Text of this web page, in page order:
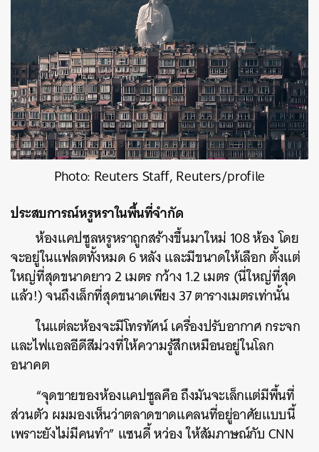
Photo: Reuters Staff, Reuters/profile
ประสบการณ์หรูหราในพื้นที่จำกัด
ห้องแคปซูลหรูหราถูกสร้างขึ้นมาใหม่ 108 ห้อง โดย
จะอยู่ในแฟลตทั้งหมด 6 หลัง และมีขนาดให้เลือก ตั้งแต่
ใหญ่ที่สุดขนาดยาว 2 เมตร กว้าง 1.2 เมตร (นี่ใหญ่ที่สุด
แล้ว!) จนถึงเล็กที่สุดขนาดเพียง 37 ตารางเมตรเท่านั้น
ในแต่ละห้องจะมีโทรทัศน์ เครื่องปรับอากาศ กระจก
และไฟแอลอีดีสีม่วงที่ให้ความรู้สึกเหมือนอยู่ในโลก
อนาคต
“จุดขายของห้องแคปซูลคือ ถึงมันจะเล็กแต่มีพื้นที่
ส่วนตัว ผมมองเห็นว่าตลาดขาดแคลนที่อยู่อาศัยแบบนี้
เพราะยังไม่มีคนทำ” แซนดี้ หว่อง ให้สัมภาษณ์กับ CNN